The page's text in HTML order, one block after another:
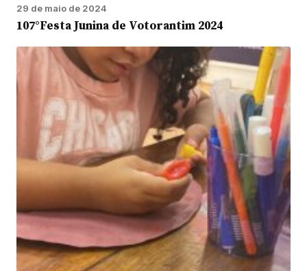
29 de maio de 2024
107°Festa Junina de Votorantim 2024